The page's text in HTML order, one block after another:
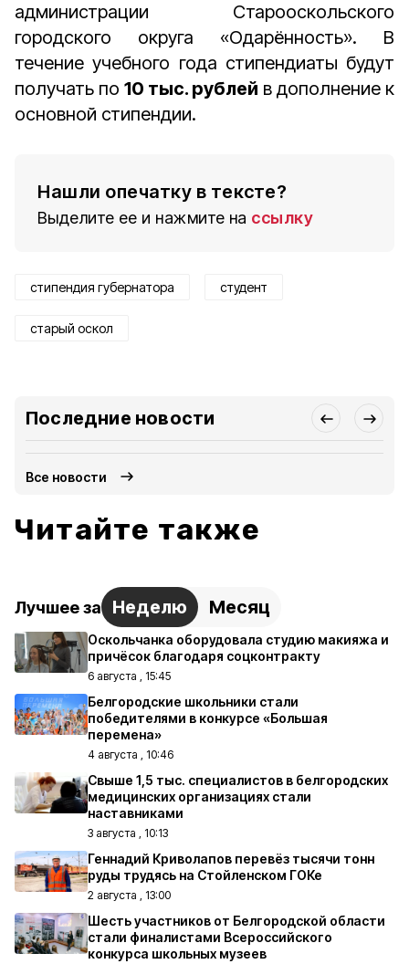
администрации Старооскольского
городского округа «Одарённость». В
течение учебного года стипендиаты будут
получать по 10 тыс. рублей в дополнение к
основной стипендии.
Нашли опечатку в тексте?
Выделите ее и нажмите на ссылку
стипендия губернатора студент
старый оскол
Последние новости
Все новости
Читайте также
Лучшее за Неделю Месяц
Оскольчанка оборудовала студию макияжа и
причёсок благодаря соцконтракту
6 августа , 15:45
Белгородские школьники стали
победителями в конкурсе «Большая
перемена»
4 августа , 10:46
Свыше 1,5 тыс. специалистов в белгородских
медицинских организациях стали
наставниками
3 августа , 10:13
Геннадий Криволапов перевёз тысячи тонн
руды трудясь на Стойленском ГОКе
2 августа , 13:00
Шесть участников от Белгородской области
стали финалистами Всероссийского
конкурса школьных музеев